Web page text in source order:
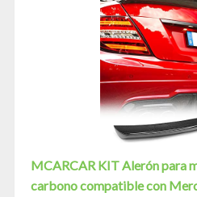
MCARCAR KIT Alerón para
carbono compatible con